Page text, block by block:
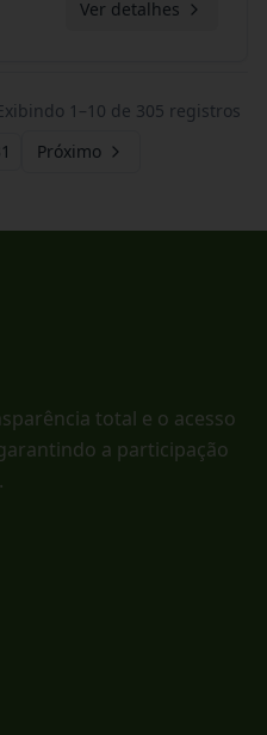
Ver detalhes
1 –10 de 305 registros
Próximo
total e o acesso
a participação